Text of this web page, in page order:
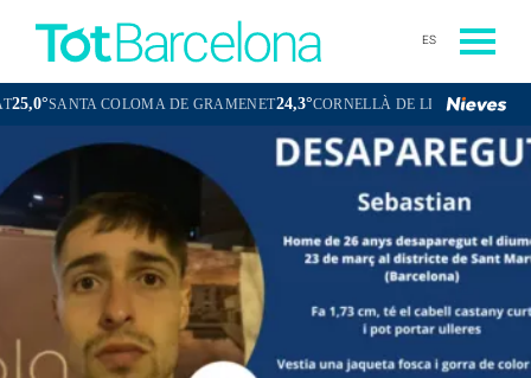
ES
COLOMA DE GRAMENET24,3°CORNELLÀ DE LLOBREGAT23,8°